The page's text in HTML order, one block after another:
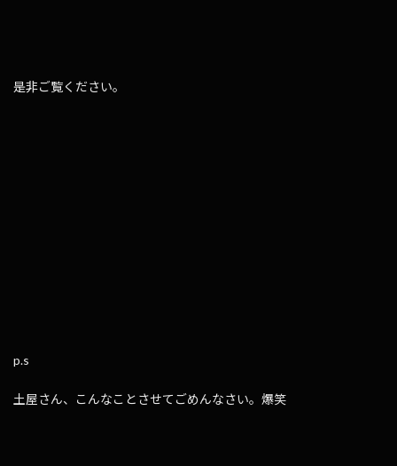
是非ご覧ください。
p.s
土屋さん、こんなことさせてごめんなさい。爆笑